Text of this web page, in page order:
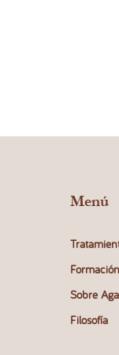
Menú
Formación
Sobre
Filosofía